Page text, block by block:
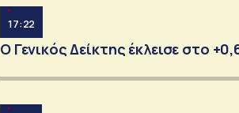
17:22
Ο Γενικός Δείκτης έκλεισε στο